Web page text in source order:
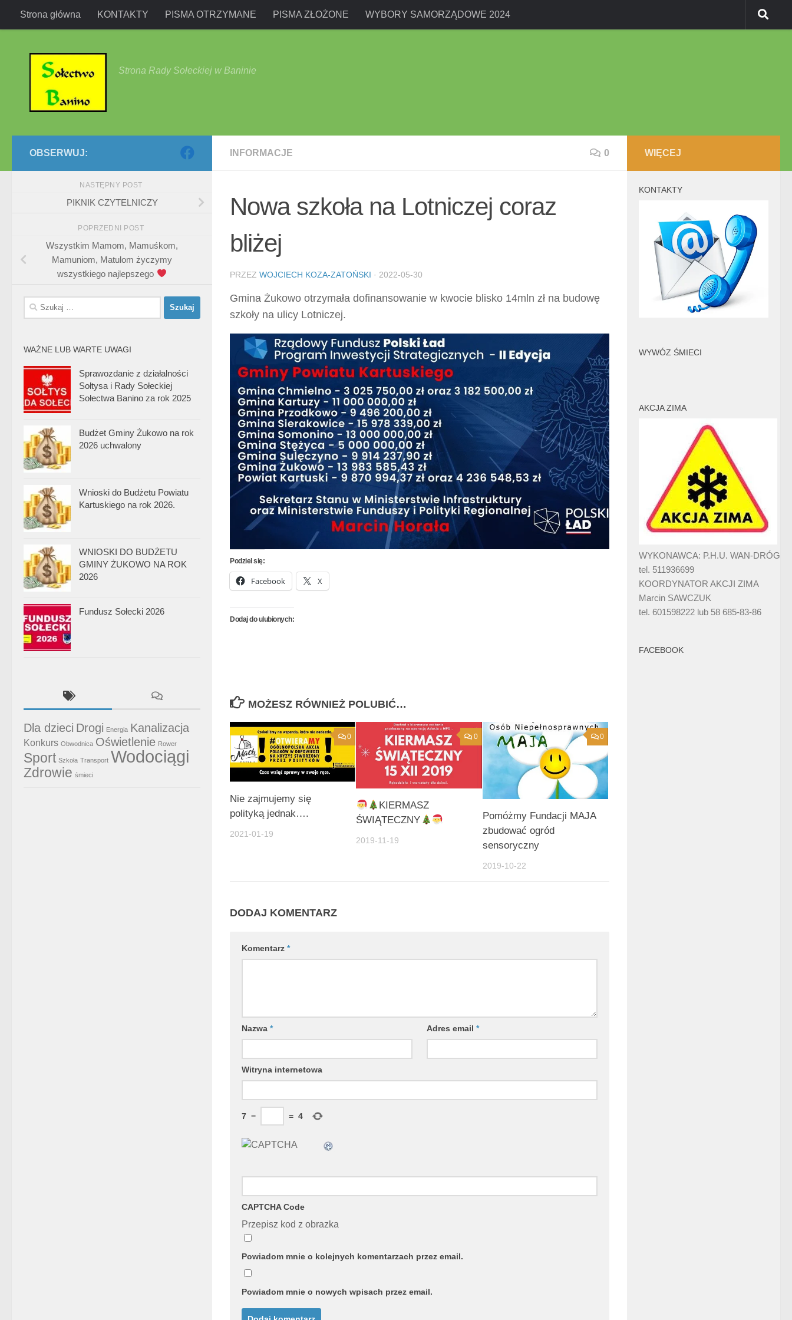
Przejdź do treści
Strona główna KONTAKTY PISMA OTRZYMANE PISMA ZŁOŻONE WYBORY SAMORZĄDOWE 2024
Strona Rady Sołeckiej w Baninie
INFORMACJE 0
Nowa szkoła na Lotniczej coraz
bliżej
PRZEZ WOJCIECH KOZA-ZATOŃSKI · 2022-05-30
Gmina Żukowo otrzymała dofinansowanie w kwocie blisko 14mln zł na budowę
szkoły na ulicy Lotniczej.
Podziel się:
Facebook X
Dodaj do ulubionych:
MOŻESZ RÓWNIEŻ POLUBIĆ…
0
Nie zajmujemy się
polityką jednak….
2021-01-19
0
KIERMASZ
ŚWIĄTECZNY
2019-11-19
0
Pomóżmy Fundacji MAJA
zbudować ogród
sensoryczny
2019-10-22
DODAJ KOMENTARZ
Komentarz *
Nazwa * Adres email*
Witryna internetowa
7 − = 4
CAPTCHA Code
Przepisz kod z obrazka
Powiadom mnie o kolejnych komentarzach przez email.
Powiadom mnie o nowych wpisach przez email.
OBSERWUJ:
NASTĘPNY POST
PIKNIK CZYTELNICZY
POPRZEDNI POST
Wszystkim Mamom, Mamuśkom,
Mamuniom, Matulom życzymy
wszystkiego najlepszego
Szukaj:
WAŻNE LUB WARTE UWAGI
Sprawozdanie z działalności
Sołtysa i Rady Sołeckiej
Sołectwa Banino za rok 2025
Budżet Gminy Żukowo na rok
2026 uchwalony
Wnioski do Budżetu Powiatu
Kartuskiego na rok 2026.
WNIOSKI DO BUDŻETU
GMINY ŻUKOWO NA ROK
2026
Fundusz Sołecki 2026
Dla dzieci Drogi Energia Kanalizacja
Konkurs Obwodnica Oświetlenie Rower
Sport Szkoła Transport Wodociągi
Zdrowie śmieci
WIĘCEJ
KONTAKTY
WYWÓZ ŚMIECI
AKCJA ZIMA
WYKONAWCA: P.H.U. WAN-DRÓG
tel. 511936699
KOORDYNATOR AKCJI ZIMA
Marcin SAWCZUK
tel. 601598222 lub 58 685-83-86
FACEBOOK